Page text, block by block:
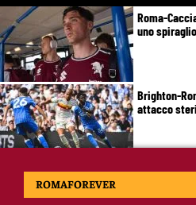
Roma-
uno
Brighton-
attacco
McKennie
ROMAFOREVER